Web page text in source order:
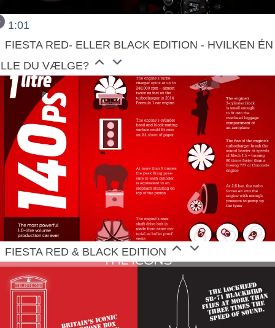
1:01
FIESTA RED- ELLER BLACK EDITION - HVILKEN ÉN
DU VÆLGE?
FIESTA RED & BLACK EDITION